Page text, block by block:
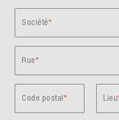
Société
Rue
Code postal Lieu